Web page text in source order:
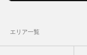
エリア一覧